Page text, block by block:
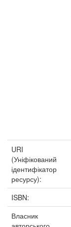
URI
(Уніфікований
ідентифікатор
ресурсу):
ISBN:
Власник